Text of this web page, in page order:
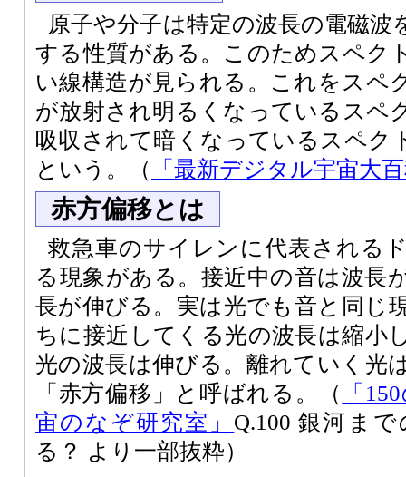
原子や分子は特定の波長の電磁波
する性質がある。このためスペク
い線構造が見られる。これをスペ
が放射され明るくなっているスペ
吸収されて暗くなっているスペク
という。（
「最新デジタル宇宙大
赤方偏移とは
救急車のサイレンに代表される
る現象がある。接近中の音は波長
長が伸びる。実は光でも音と同じ
ちに接近してくる光の波長は縮小
光の波長は伸びる。離れていく光
「赤方偏移」と呼ばれる。（
「
宙のなぞ研究室」 Q.100 銀河ま
る？ より一部抜粋）